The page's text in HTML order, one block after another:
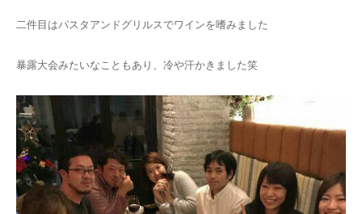
二件目はパスタアンドグリルスでワインを嗜みました
暴露大会みたいなこともあり、冷や汗かきました笑